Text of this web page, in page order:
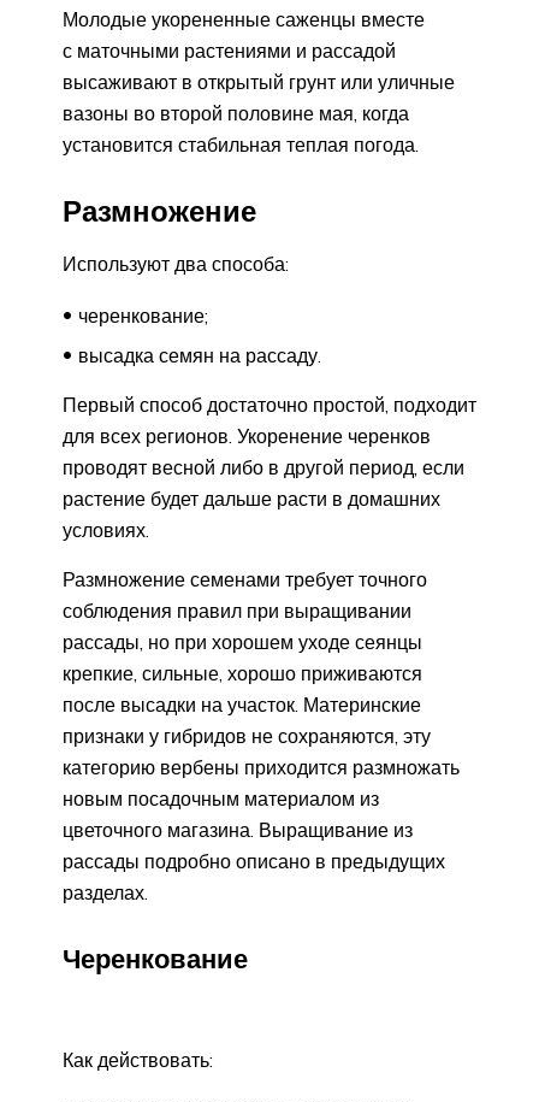
Молодые укорененные саженцы вместе
с маточными растениями и рассадой
высаживают в открытый грунт или уличные
вазоны во второй половине мая, когда
установится стабильная теплая погода.
Размножение
Используют два способа:
черенкование;
высадка семян на рассаду.
Первый способ достаточно простой, подходит
для всех регионов. Укоренение черенков
проводят весной либо в другой период, если
растение будет дальше расти в домашних
условиях.
Размножение семенами требует точного
соблюдения правил при выращивании
рассады, но при хорошем уходе сеянцы
крепкие, сильные, хорошо приживаются
после высадки на участок. Материнские
признаки у гибридов не сохраняются, эту
категорию вербены приходится размножать
новым посадочным материалом из
цветочного магазина. Выращивание из
рассады подробно описано в предыдущих
разделах.
Черенкование
Как действовать: